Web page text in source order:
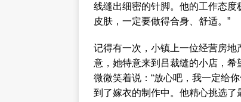
线缝出细密的针脚。他的工作态度
皮肤，一定要做得合身、舒适。”
记得有一次，小镇上一位经营房
意，她特意来到吕裁缝的小店，希
微微笑着说：“放心吧，我一定给
到了嫁衣的制作中。他精心挑选